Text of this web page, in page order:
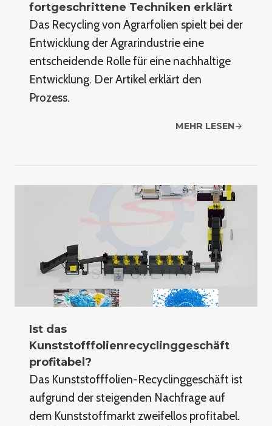
fortgeschrittene Techniken erklärt
Das Recycling von Agrarfolien spielt bei der
Entwicklung der Agrarindustrie eine
entscheidende Rolle für eine nachhaltige
Entwicklung. Der Artikel erklärt den
Prozess.
MEHR LESEN
Ist das
Kunststofffolienrecyclinggeschäft
profitabel?
Das Kunststofffolien-Recyclinggeschäft ist
aufgrund der steigenden Nachfrage auf
dem Kunststoffmarkt zweifellos profitabel.